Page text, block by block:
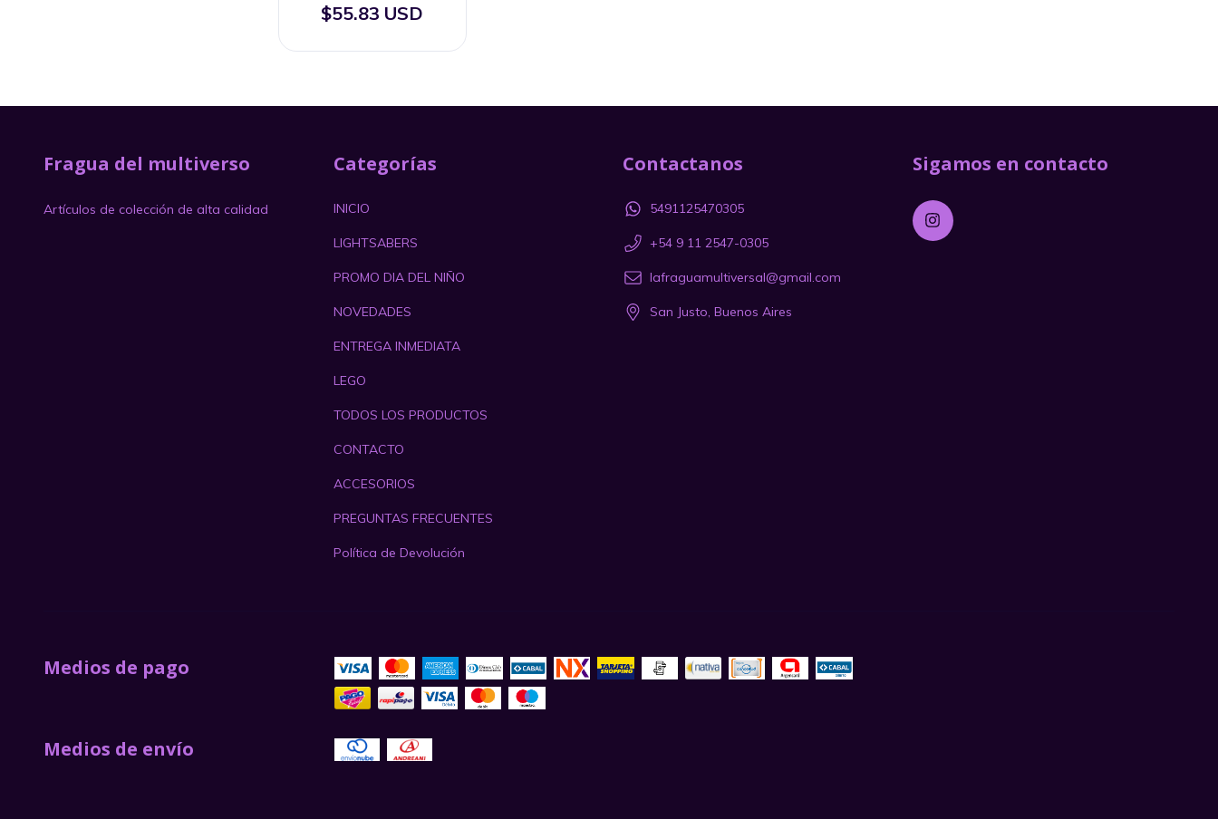
$55.83 USD
Fragua del multiverso
Artículos de colección de alta calidad
Categorías
INICIO
LIGHTSABERS
PROMO DIA DEL NIÑO
NOVEDADES
ENTREGA INMEDIATA
LEGO
TODOS LOS PRODUCTOS
CONTACTO
ACCESORIOS
PREGUNTAS FRECUENTES
Política de Devolución
Contactanos
5491125470305
+54 9 11 2547-0305
lafraguamultiversal@gmail.com
San Justo, Buenos Aires
Sigamos en contacto
Medios de pago
Medios de envío